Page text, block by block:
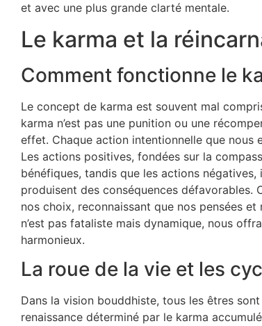
et avec une plus grande clarté mentale.
Le karma et la
Comment fonctionne le
Le concept de karma est souvent mal
karma n’est pas une punition ou une
effet. Chaque action intentionnelle que nous
Les actions positives, fondées sur la
bénéfiques, tandis que les actions négatives,
produisent des conséquences défavorables.
nos choix, reconnaissant que nos pensées
n’est pas fataliste mais dynamique, nous
harmonieux.
La roue de la vie et les
Dans la vision bouddhiste, tous les êtres
renaissance déterminé par le karma